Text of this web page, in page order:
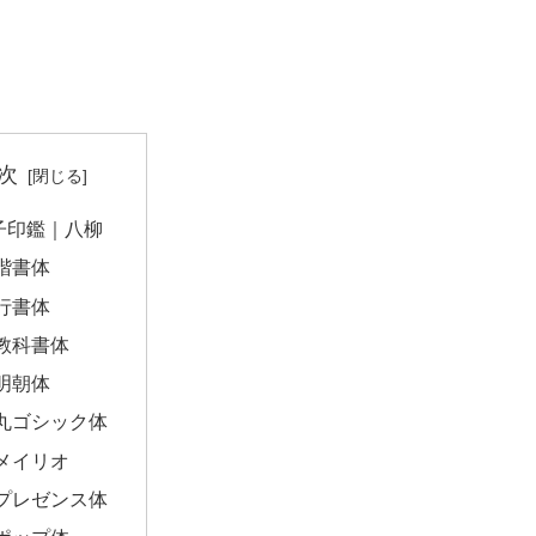
印鑑｜八柳
書体
書体
科書体
朝体
ゴシック体
イリオ
レゼンス体